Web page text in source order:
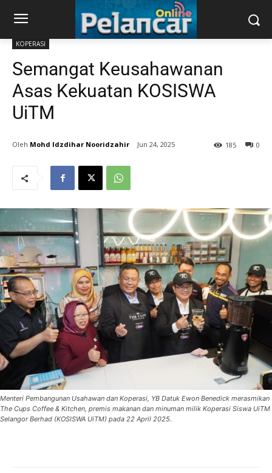
KOPERASI
Semangat Keusahawanan
Asas Kekuatan KOSISWA
UiTM
Mohd Idzdihar Nooridzahir Jun 24, 2025 0
185
Menteri Pembangunan Usahawan dan Koperasi, YB Datuk Ewon Benedick merasmikan
The Cups Coffee & Kitchen, premis makanan dan minuman milik Koperasi Siswa UiTM
Selangor Berhad (KOSISWA UiTM) pada 22 April 2025.